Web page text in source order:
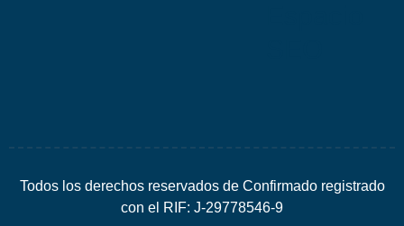
Todos los derechos reservados de Confirmado registrado
con el RIF: J-29778546-9